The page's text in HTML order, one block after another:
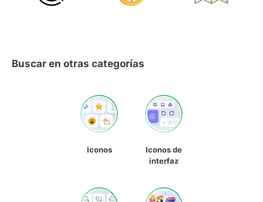
Buscar en otras categorías
Iconos
Iconos de
interfaz